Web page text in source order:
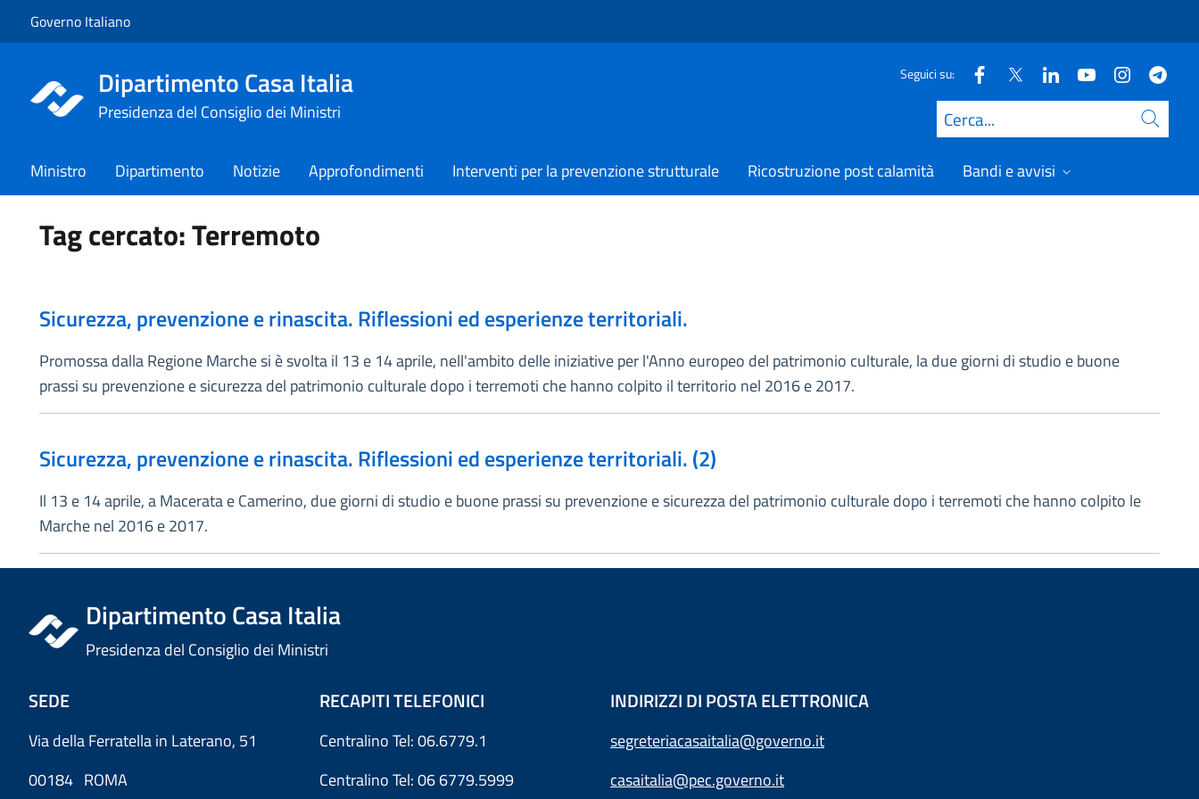
Governo Italiano
Dipartimento Casa Italia
Presidenza del Consiglio dei Ministri
Seguici su:
Cerca
Ministro Dipartimento Notizie Approfondimenti Interventi per la prevenzione strutturale Ricostruzione post calamità Bandi e avvisi
Tag cercato: Terremoto
Sicurezza, prevenzione e rinascita. Riflessioni ed esperienze territoriali.
Promossa dalla Regione Marche si è svolta il 13 e 14 aprile, nell'ambito delle iniziative per l'Anno europeo del patrimonio culturale, la due giorni di studio e buone
prassi su prevenzione e sicurezza del patrimonio culturale dopo i terremoti che hanno colpito il territorio nel 2016 e 2017.
Sicurezza, prevenzione e rinascita. Riflessioni ed esperienze territoriali. (2)
Il 13 e 14 aprile, a Macerata e Camerino, due giorni di studio e buone prassi su prevenzione e sicurezza del patrimonio culturale dopo i terremoti che hanno colpito le
Marche nel 2016 e 2017.
Dipartimento Casa Italia
Presidenza del Consiglio dei Ministri
SEDE
Via della Ferratella in Laterano, 51
00184 ROMA
RECAPITI TELEFONICI
Centralino Tel: 06.6779.1
Centralino Tel: 06 6779.5999
INDIRIZZI DI POSTA ELETTRONICA
segreteriacasaitalia@governo.it
casaitalia@pec.governo.it